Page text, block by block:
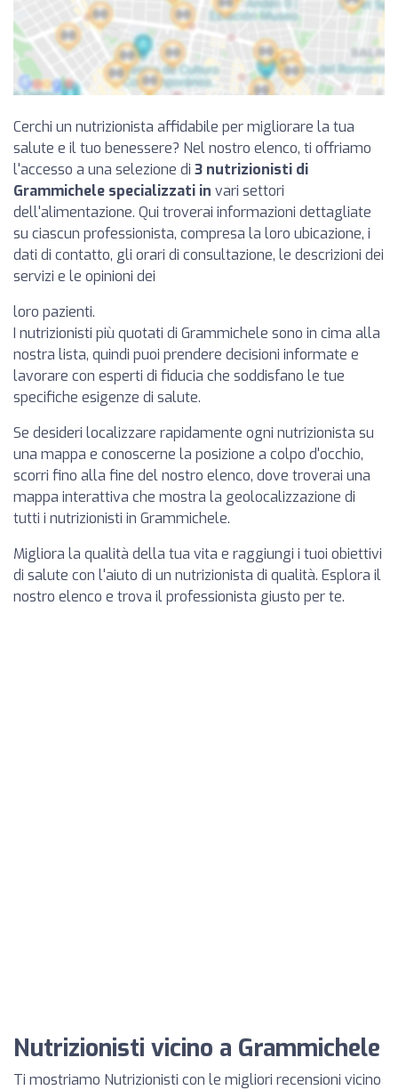
Cerchi un nutrizionista affidabile per migliorare la tua
salute e il tuo benessere? Nel nostro elenco, ti offriamo
l'accesso a una selezione di 3 nutrizionisti di
Grammichele specializzati in vari settori
dell'alimentazione. Qui troverai informazioni dettagliate
su ciascun professionista, compresa la loro ubicazione, i
dati di contatto, gli orari di consultazione, le descrizioni dei
servizi e le opinioni dei
loro pazienti.
I nutrizionisti più quotati di Grammichele sono in cima alla
nostra lista, quindi puoi prendere decisioni informate e
lavorare con esperti di fiducia che soddisfano le tue
specifiche esigenze di salute.
Se desideri localizzare rapidamente ogni nutrizionista su
una mappa e conoscerne la posizione a colpo d'occhio,
scorri fino alla fine del nostro elenco, dove troverai una
mappa interattiva che mostra la geolocalizzazione di
tutti i nutrizionisti in Grammichele.
Migliora la qualità della tua vita e raggiungi i tuoi obiettivi
di salute con l'aiuto di un nutrizionista di qualità. Esplora il
nostro elenco e trova il professionista giusto per te.
Nutrizionisti vicino a Grammichele
Ti mostriamo Nutrizionisti con le migliori recensioni vicino